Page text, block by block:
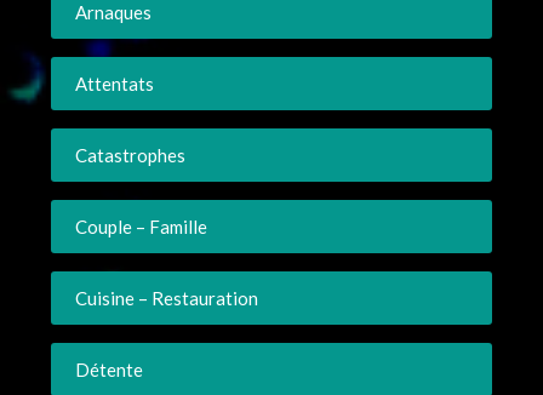
Arnaques
Attentats
Catastrophes
Couple – Famille
Cuisine – Restauration
Détente